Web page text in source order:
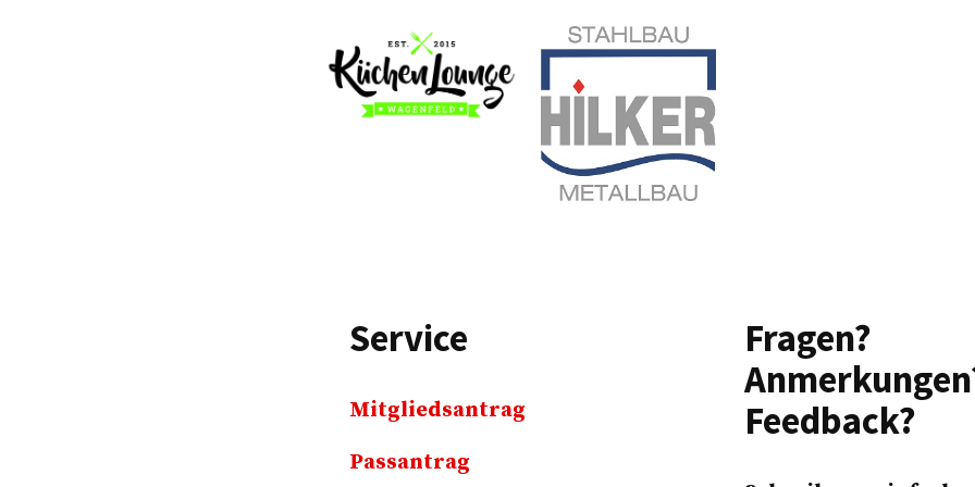
Service
Mitgliedsantrag
Passantrag
Fragen?
Feedback?